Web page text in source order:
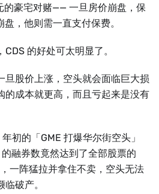
的豪宅对赌—— 一旦房价崩盘，保
，他则需一直支付保费。
的好处可太明显了。
旦股价上涨，空头就会面临巨大损
的成本就更高，而且亏起来是没有
初的「GME 打爆华尔街空头」
融券数竟然达到了全部股票的
一阵猛拉并拿住不卖，空头无法
破产。